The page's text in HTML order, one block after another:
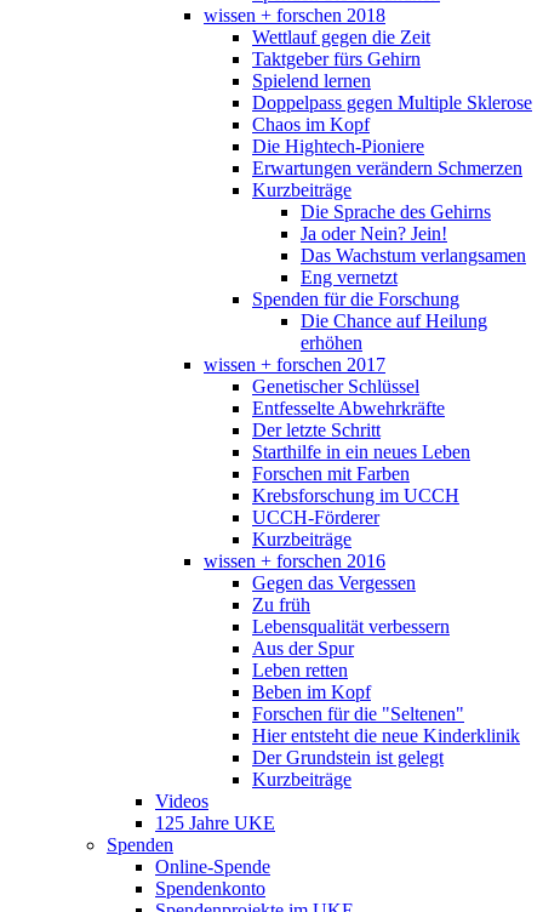
wissen + forschen 2018
Wettlauf gegen die Zeit
Taktgeber fürs Gehirn
Spielend lernen
Doppelpass gegen Multiple Sklerose
Chaos im Kopf
Die Hightech-Pioniere
Erwartungen verändern Schmerzen
Kurzbeiträge
Die Sprache des Gehirns
Ja oder Nein? Jein!
Das Wachstum verlangsamen
Eng vernetzt
Spenden für die Forschung
Die Chance auf Heilung
erhöhen
wissen + forschen 2017
Genetischer Schlüssel
Entfesselte Abwehrkräfte
Der letzte Schritt
Starthilfe in ein neues Leben
Forschen mit Farben
Krebsforschung im UCCH
UCCH-Förderer
Kurzbeiträge
wissen + forschen 2016
Gegen das Vergessen
Zu früh
Lebensqualität verbessern
Aus der Spur
Leben retten
Beben im Kopf
Forschen für die "Seltenen"
Hier entsteht die neue Kinderklinik
Der Grundstein ist gelegt
Kurzbeiträge
Videos
125 Jahre UKE
Spenden
Online-Spende
Spendenkonto